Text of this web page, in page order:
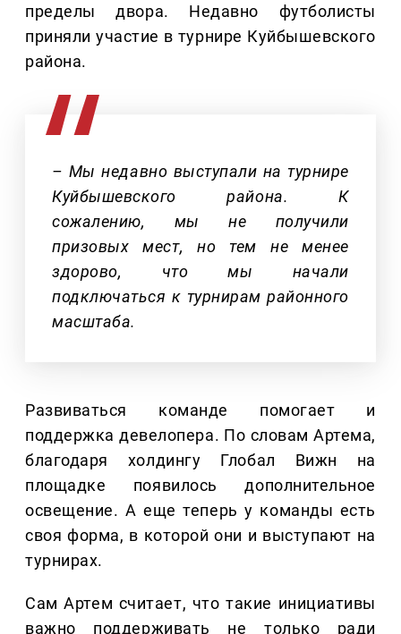
пределы двора. Недавно футболисты
приняли участие в турнире Куйбышевского
района.
– Мы недавно выступали на турнире
Куйбышевского района. К
сожалению, мы не получили
призовых мест, но тем не менее
здорово, что мы начали
подключаться к турнирам районного
масштаба.
Развиваться команде помогает и
поддержка девелопера. По словам Артема,
благодаря холдингу Глобал Вижн на
площадке появилось дополнительное
освещение. А еще теперь у команды есть
своя форма, в которой они и выступают на
турнирах.
Сам Артем считает, что такие инициативы
важно поддерживать не только ради